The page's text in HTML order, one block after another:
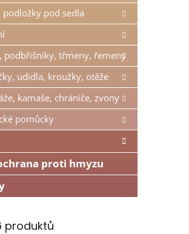
podložky pod sedla
podbřišníky, třmeny, řemeny
udidla, kroužky, otěže
kamaše, chrániče, zvony
pomůcky
proti hmyzu
produktů